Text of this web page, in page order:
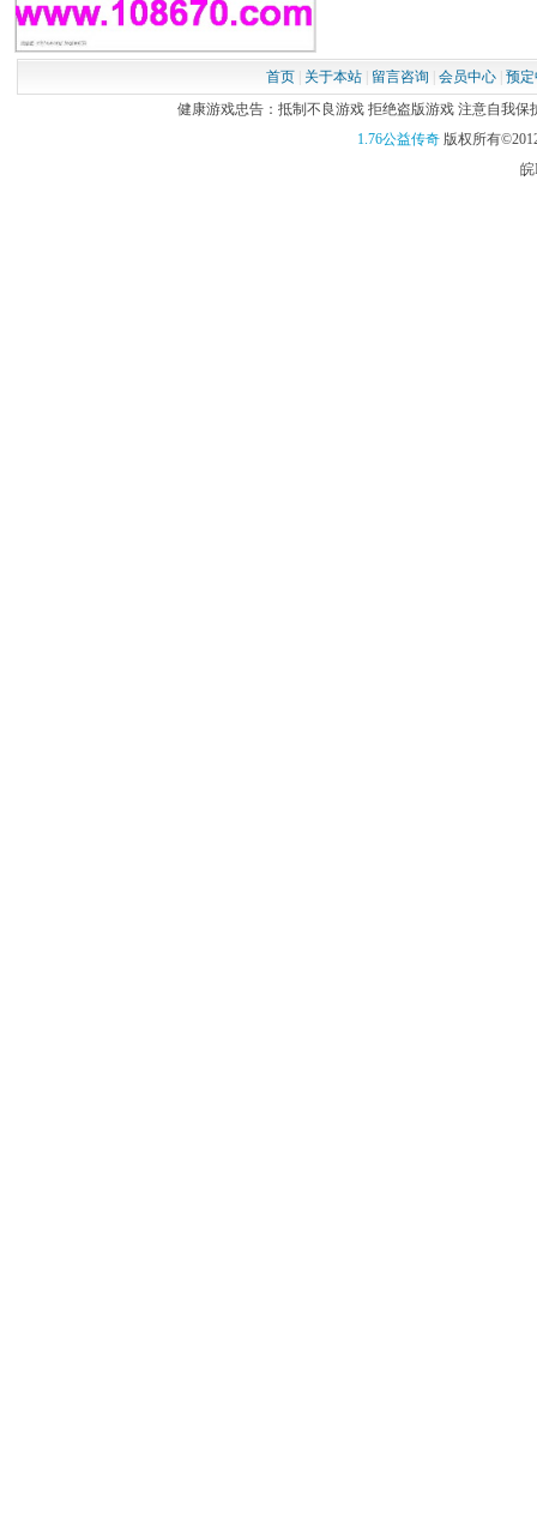
首页| 关于本站| 留言咨询 会员中心| 预
健康游戏忠告：抵制不良游戏 拒绝盗版游戏 注意自我保
1.76公益传奇版权所有
皖